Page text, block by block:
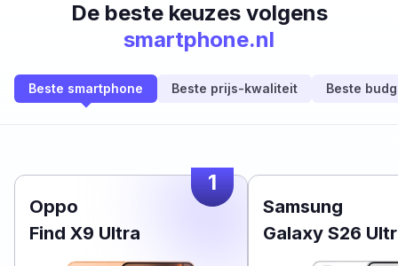
De beste keuzes volgens
smartphone.nl
Beste smartphone Beste prijs-kwaliteit Beste
1
Oppo
Find X9 Ultra
Samsung
Galaxy S26